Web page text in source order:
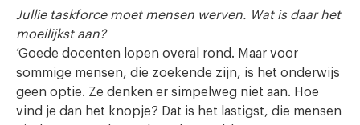
Jullie taskforce moet mensen werven. Wat is daar het
moeilijkst aan?
‘Goede docenten lopen overal rond. Maar voor
sommige mensen, die zoekende zijn, is het onderwijs
geen optie. Ze denken er simpelweg niet aan. Hoe
vind je dan het knopje? Dat is het lastigst, die mensen